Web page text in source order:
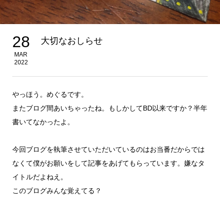
28
MAR
2022
大切なおしらせ
やっほう。めぐるです。
またブログ間あいちゃったね。もしかしてBD以来ですか？半年
書いてなかったよ。
今回ブログを執筆させていただいているのはお当番だからでは
なくて僕がお願いをして記事をあげてもらっています。嫌なタ
イトルだよねえ。
このブログみんな覚えてる？